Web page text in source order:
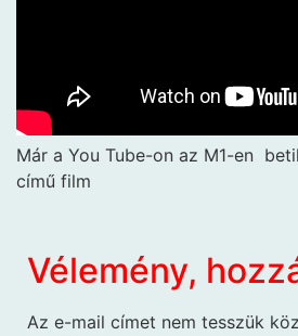
Már a You Tube-on az M1-en
című film
Vélemény,
Az e-mail címet nem tesszük